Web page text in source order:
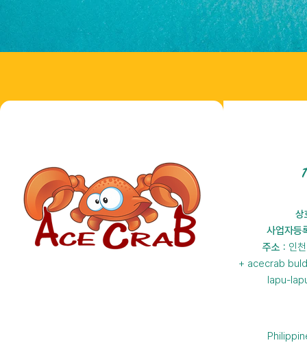
상
사업자등
주소 : 인
+ acecrab
lapu-